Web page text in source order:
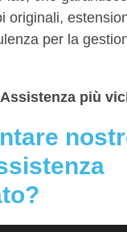
originali,
per la
più